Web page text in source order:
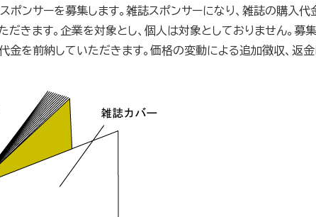
ンサーを募集します。雑誌スポンサーになり、雑誌の購入代
きます。企業を対象とし、個人は対象としておりません。募
を前納していただきます。価格の変動による追加徴収、返